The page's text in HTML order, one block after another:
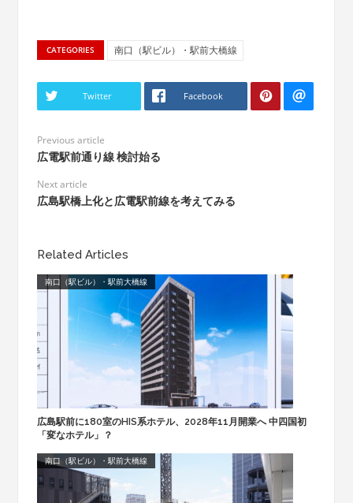
CATEGORIES 南口（駅ビル）・駅前大橋線
Twitter Facebook
Previous article
広電駅前通り線 検討始る
Next article
広島駅橋上化と広電駅前線を考えてみる
Related Articles
南口（駅ビル）・駅前大橋線
広島駅前に180室のHIS系ホテル、2028年11月開業へ 中四国初
「変なホテル」？
南口（駅ビル）・駅前大橋線